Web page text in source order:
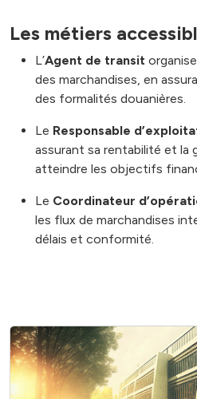
Les métiers
L’Agent de transit
des marchandises, en
des formalités douanières.
Le Responsable
assurant sa rentabilité et la
atteindre les objectifs
Le Coordinateur
les flux de marchandises
délais et conformité.